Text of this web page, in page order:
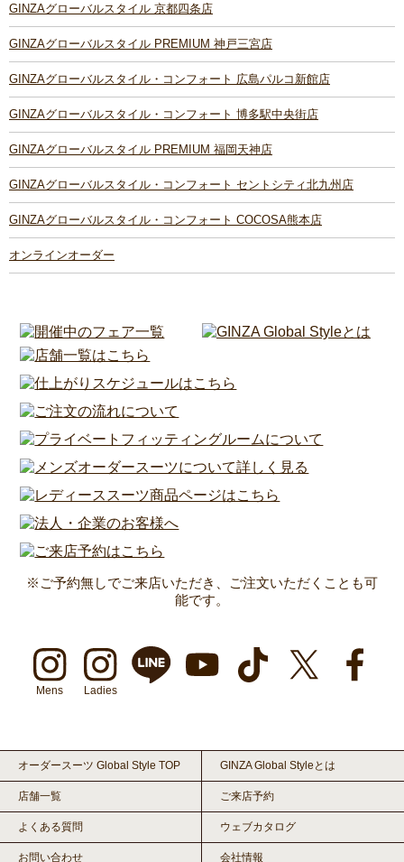
GINZAグローバルスタイル 京都四条店
GINZAグローバルスタイル PREMIUM 神戸三宮店
GINZAグローバルスタイル・コンフォート 広島パルコ新館店
GINZAグローバルスタイル・コンフォート 博多駅中央街店
GINZAグローバルスタイル PREMIUM 福岡天神店
GINZAグローバルスタイル・コンフォート セントシティ北九州店
GINZAグローバルスタイル・コンフォート COCOSA熊本店
オンラインオーダー
※ご予約無しでご来店いただき、ご注文いただくことも可
能です。
Mens Ladies
オーダースーツ Global Style TOP GINZA Global Styleとは
店舗一覧 ご来店予約
よくある質問 ウェブカタログ
お問い合わせ 会社情報